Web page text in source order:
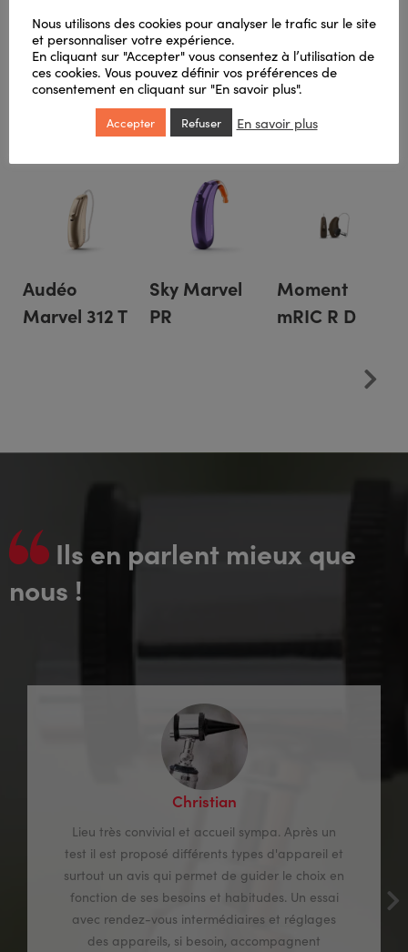
Connectivité via la technologie Bluetooth avec des
téléphones portables et toutes autres sources média pour
recevoir les appels, la musique, le son de la télévision
directement dans vos aides auditives.
Produits apparentés
Audéo
Marvel 312 T
Sky Marvel
PR
Moment
mRIC R D
Ils en parlent mieux que
nous !
Christian
Lieu très convivial et accueil sympa. Après un
test il est proposé différents types d'appareil et
surtout un avis qui permet de guider le choix en
fonction de ses besoins et habitudes. Un essai
avec rendez-vous intermédiaires et réglages
des appareils, si besoin, accompagnent
Nous utilisons des cookies pour analyser le trafic sur le site
et personnaliser votre expérience.
En cliquant sur "Accepter" vous consentez à l’utilisation de
ces cookies. Vous pouvez définir vos préférences de
consentement en cliquant sur "En savoir plus".
Accepter Refuser En savoir plus